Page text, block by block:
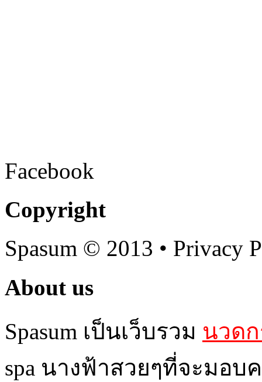
Facebook
Copyright
Spasum © 2013 • Privacy
About us
Spasum เป็นเว็บรวม นวด
spa นางฟ้าสวยๆที่จะมอ